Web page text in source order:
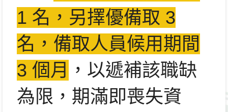
1 名，另擇優備取 3
名，備取人員候用期間
3 個月 ，以遞補該職缺
為限，期滿即喪失資